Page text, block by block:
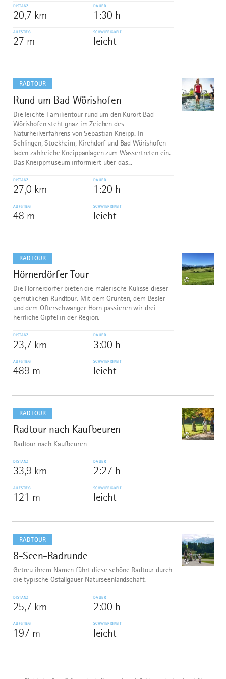
DISTANZ
20,7 km
DAUER
1:30 h
AUFSTIEG
27 m
SCHWIERIGKEIT
leicht
RADTOUR
7
Rund um Bad Wörishofen
©
Die leichte Familientour rund um den Kurort Bad
Wörishofen steht gnaz im Zeichen des
Naturheilverfahrens von Sebastian Kneipp. In
Schlingen, Stockheim, Kirchdorf und Bad Wörishofen
laden zahlreiche Kneippanlagen zum Wassertreten ein.
Das Kneippmuseum informiert über das...
DISTANZ
27,0 km
DAUER
1:20 h
AUFSTIEG
48 m
SCHWIERIGKEIT
leicht
dazu
RADTOUR
8
Hörnerdörfer Tour
©
Die Hörnerdörfer bieten die malerische Kulisse dieser
gemütlichen Rundtour. Mit dem Grünten, dem Besler
und dem Ofterschwanger Horn passieren wir drei
herrliche Gipfel in der Region.
DISTANZ
23,7 km
DAUER
3:00 h
AUFSTIEG
489 m
SCHWIERIGKEIT
leicht
dazu
RADTOUR
9
Radtour nach Kaufbeuren
©
Radtour nach Kaufbeuren
DISTANZ
33,9 km
DAUER
2:27 h
AUFSTIEG
121 m
SCHWIERIGKEIT
leicht
dazu
RADTOUR
10
8-Seen-Radrunde
©
Getreu ihrem Namen führt diese schöne Radtour durch
die typische Ostallgäuer Naturseenlandschaft.
DISTANZ
25,7 km
DAUER
2:00 h
AUFSTIEG
197 m
SCHWIERIGKEIT
leicht
dazu